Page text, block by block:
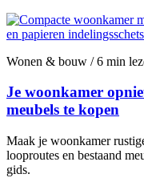
Wonen & bouw / 6 min
Je woonkamer
meubels te kopen
Maak je woonkamer
looproutes en bestaand
gids.